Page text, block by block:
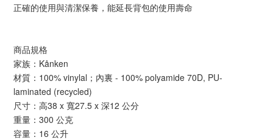
正確的使用與清潔保養，能延長背包的使用壽命
商品規格
家族：Kånken
材質：100% vinylal；內裏 - 100% polyamide 70D, PU-
laminated (recycled)
尺寸：高38 x 寬27.5 x 深12 公分
重量：300 公克
容量：16 公升